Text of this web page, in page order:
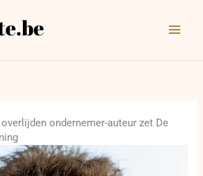
ondernemer-auteur zet De